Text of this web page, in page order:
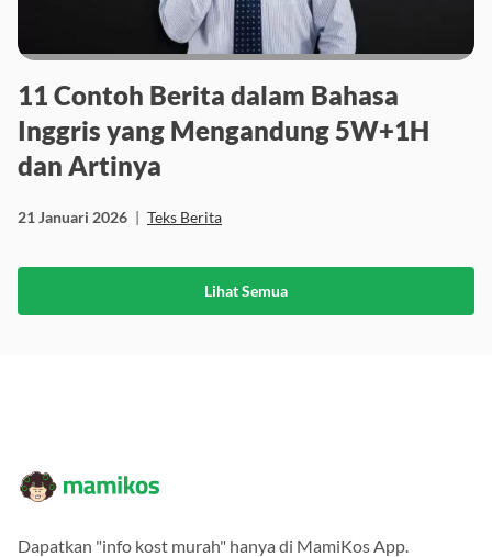
11 Contoh Berita dalam Bahasa
Inggris yang Mengandung 5W+1H
dan Artinya
21 Januari 2026 | Teks Berita
Lihat Semua
Dapatkan "info kost murah" hanya di MamiKos App.